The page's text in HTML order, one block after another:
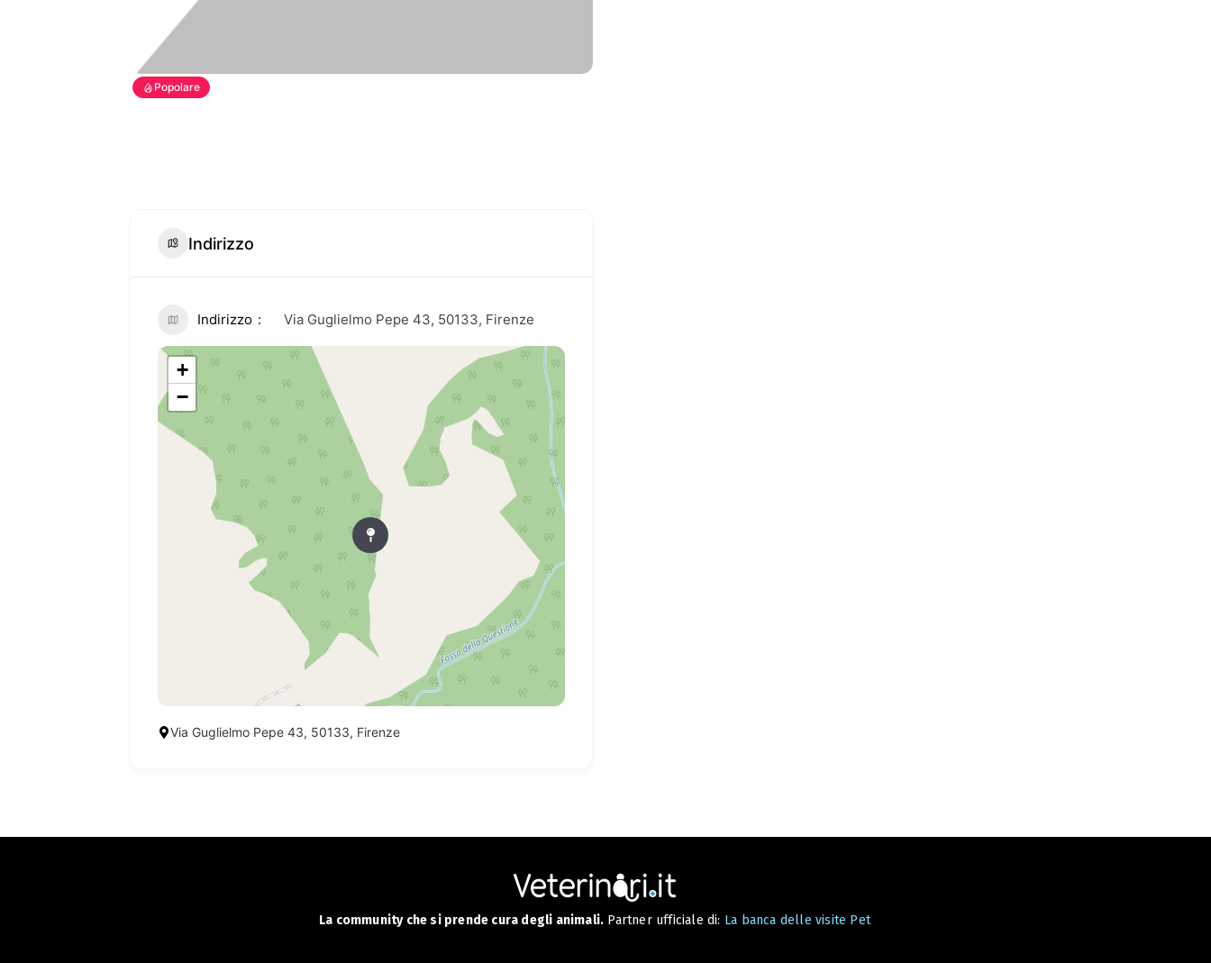
Popolare
Indirizzo
Indirizzo Via Guglielmo Pepe 43, 50133, Firenze
+
−
Via Guglielmo Pepe 43, 50133, Firenze
La community che si prende cura degli animali. Partner ufficiale di: La banca delle visite Pet